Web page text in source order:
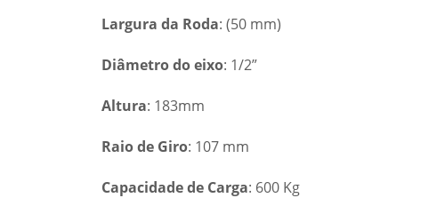
Largura da Roda: (50 mm)
Diâmetro do eixo: 1/2”
Altura: 183mm
Raio de Giro: 107 mm
Capacidade de Carga: 600 Kg